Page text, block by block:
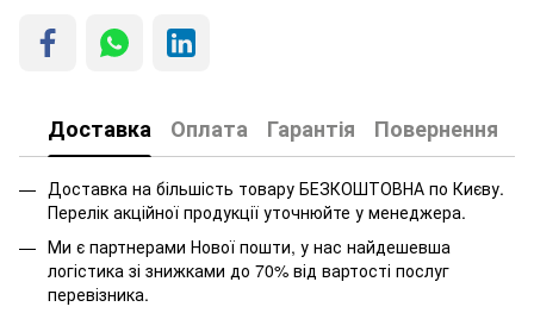
Доставка Оплата Гарантія Повернення
Доставка на більшість товару БЕЗКОШТОВНА по Києву.
Перелік акційної продукції уточнюйте у менеджера.
Ми є партнерами Нової пошти, у нас найдешевша
логістика зі знижками до 70% від вартості послуг
перевізника.